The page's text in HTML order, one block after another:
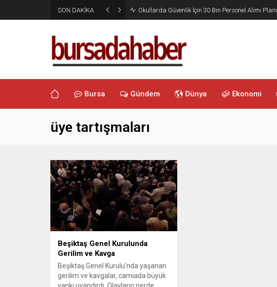
SON DAKİKA Okullarda Güvenlik İçin 30 Bin Personel Alımı Planı
Bursa Gündem Dünya Ekonomi
üye tartışmaları
Beşiktaş Genel Kurulunda
Gerilim ve Kavga
Beşiktaş Genel Kurulu'nda yaşanan
gerilim ve kavgalar, camiada büyük